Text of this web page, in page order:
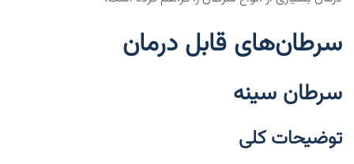
سرطان‌های قابل درمان
سرطان سینه
توضیحات کلی